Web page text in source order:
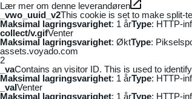
Lær mer om denne leverandøren
_vwo_uuid_v2This cookie is set to make split-
Maksimal lagringsvarighet: 1 årType: HTTP-
collect/v.gifVenter
Maksimal lagringsvarighet: ØktType:
assets.voyado.com
2
_vaContains an visitor ID. This is used to
Maksimal lagringsvarighet: 1 årType: HTTP-
_vaIVenter
Maksimal lagringsvarighet: 1 årType: HTTP-